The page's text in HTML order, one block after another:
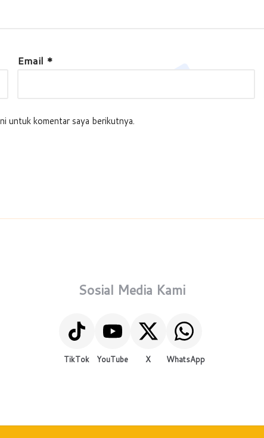
Email *
untuk komentar saya berikutnya.
Sosial Media Kami
TikTok YouTube X WhatsApp